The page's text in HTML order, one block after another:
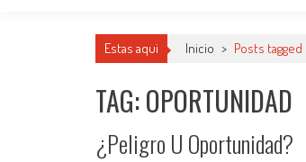
Estas aqui Inicio > Posts
TAG: OPORTUNIDAD
¿Peligro U Oportunidad?